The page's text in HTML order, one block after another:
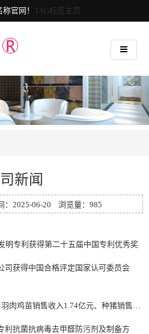
官网！ TAG标签主页
新闻
2025-06-20 浏览量： 985
专利获得第二十五届中国专利优秀奖
获得中国合格评定国家认可委员会
鸡苗销售收入1.74亿元、种猪销售…
抗菌抗病毒去甲醛防污剂及制备方